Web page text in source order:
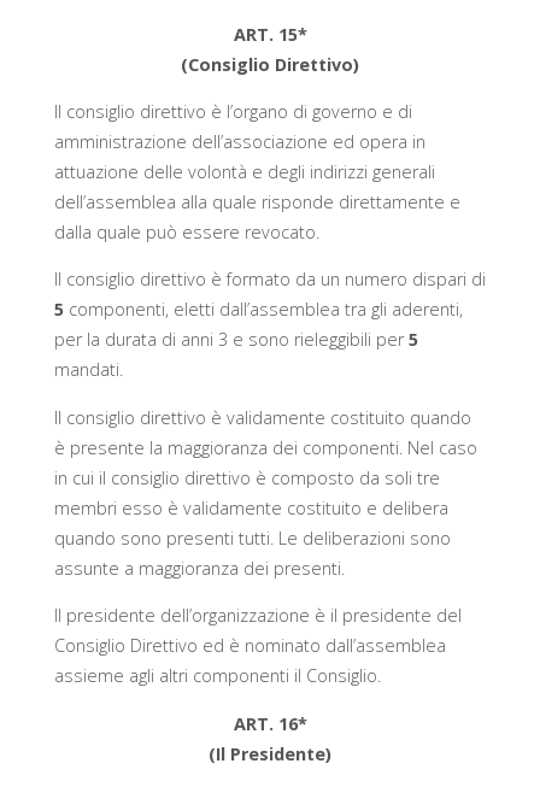
ART. 15*
(Consiglio Direttivo)
Il consiglio direttivo è l’organo di governo e di
amministrazione dell’associazione ed opera in
attuazione delle volontà e degli indirizzi generali
dell’assemblea alla quale risponde direttamente e
dalla quale può essere revocato.
Il consiglio direttivo è formato da un numero dispari di
5componenti, eletti dall’assemblea tra gli aderenti,
per la durata di anni 3 e sono rieleggibili per5
mandati.
Il consiglio direttivo è validamente costituito quando
è presente la maggioranza dei componenti. Nel caso
in cui il consiglio direttivo è composto da soli tre
membri esso è validamente costituito e delibera
quando sono presenti tutti. Le deliberazioni sono
assunte a maggioranza dei presenti.
Il presidente dell’organizzazione è il presidente del
Consiglio Direttivo ed è nominato dall’assemblea
assieme agli altri componenti il Consiglio.
ART. 16*
(Il Presidente)